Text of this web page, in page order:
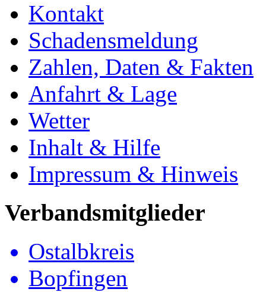
Kontakt
Schadensmeldung
Zahlen, Daten & Fakten
Anfahrt & Lage
Wetter
Inhalt & Hilfe
Impressum & Hinweis
Verbandsmitglieder
Ostalbkreis
Bopfingen